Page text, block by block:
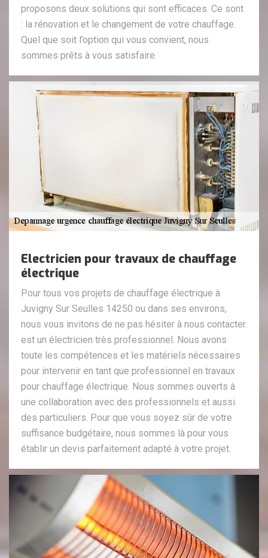
proposons deux solutions qui sont efficaces. Ce sont
: la rénovation et le changement de votre chauffage.
Quel que soit l’option qui vous convient, nous
sommes prêts à vous satisfaire.
Electricien pour travaux de chauffage
électrique
Pour tous vos projets de chauffage électrique à
Juvigny Sur Seulles 14250 ou dans ses environs,
nous vous invitons de ne pas hésiter à nous contacter.
est un électricien très professionnel. Nous avons
toute les compétences et les matériels nécessaires
pour intervenir en tant que professionnel en travaux
pour chauffage électrique. Nous sommes ouverts à
une collaboration avec des professionnels et aussi
des particuliers. Pour que vous soyez sûr de votre
suffisance budgétaire, nous sommes là pour vous
établir un devis parfaitement adapté à votre projet.